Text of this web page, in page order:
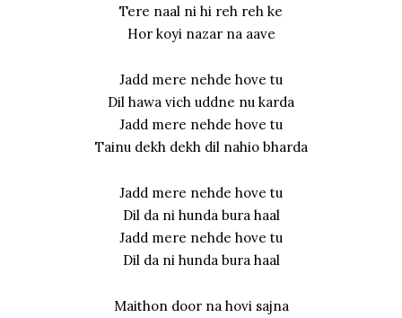
Tere naal ni hi reh reh ke
Hor koyi nazar na aave
Jadd mere nehde hove tu
Dil hawa vich uddne nu karda
Jadd mere nehde hove tu
Tainu dekh dekh dil nahio bharda
Jadd mere nehde hove tu
Dil da ni hunda bura haal
Jadd mere nehde hove tu
Dil da ni hunda bura haal
Maithon door na hovi sajna